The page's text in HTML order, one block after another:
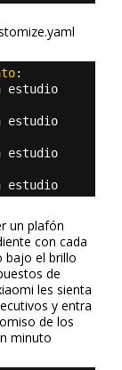
:
estudio
estudio
estudio
un plafón
con cada
bajo el brillo
de
les sienta
y entra
de los
minuto